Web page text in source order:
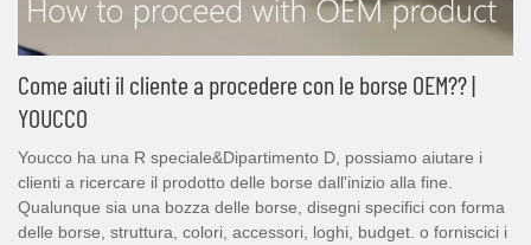
Come aiuti il ​​cliente a procedere con le borse OEM?? |
YOUCCO
Youcco ha una R speciale&Dipartimento D, possiamo aiutare i
clienti a ricercare il prodotto delle borse dall'inizio alla fine.
Qualunque sia una bozza delle borse, disegni specifici con forma
delle borse, struttura, colori, accessori, loghi, budget. o forniscici i